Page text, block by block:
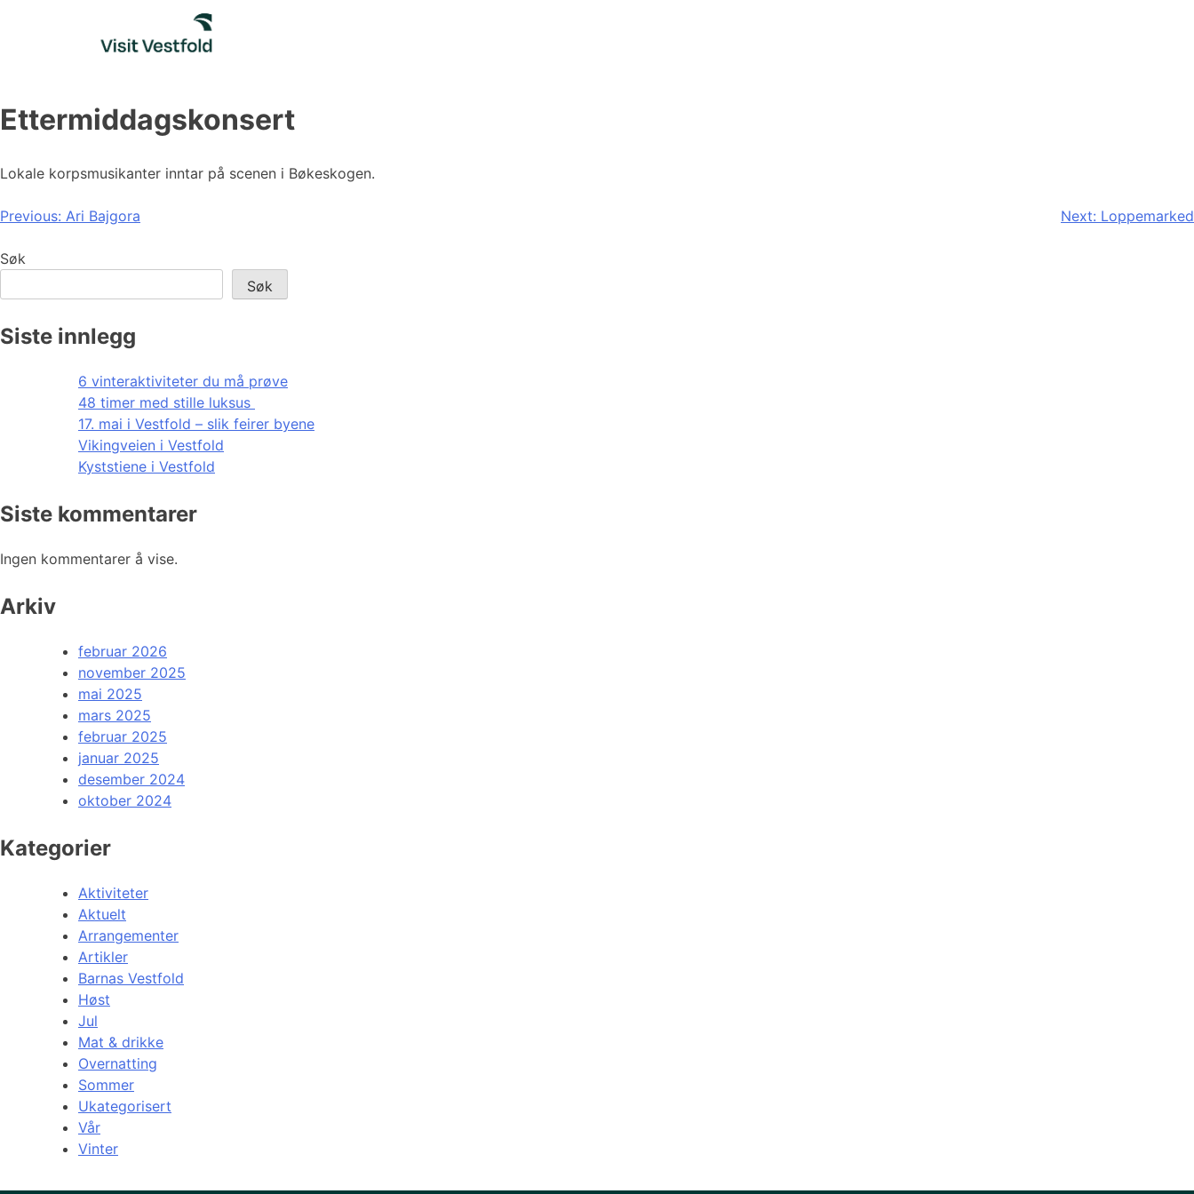
Ettermiddagskonsert
Lokale korpsmusikanter inntar på scenen i Bøkeskogen.
Innleggsnavigasjon
Previous: Ari Bajgora Next: Loppemarked
Søk
Søk
Siste innlegg
6 vinteraktiviteter du må prøve
48 timer med stille luksus
17. mai i Vestfold – slik feirer byene
Vikingveien i Vestfold
Kyststiene i Vestfold
Siste kommentarer
Ingen kommentarer å vise.
Arkiv
februar 2026
november 2025
mai 2025
mars 2025
februar 2025
januar 2025
desember 2024
oktober 2024
Kategorier
Aktiviteter
Aktuelt
Arrangementer
Artikler
Barnas Vestfold
Høst
Jul
Mat & drikke
Overnatting
Sommer
Ukategorisert
Vår
Vinter